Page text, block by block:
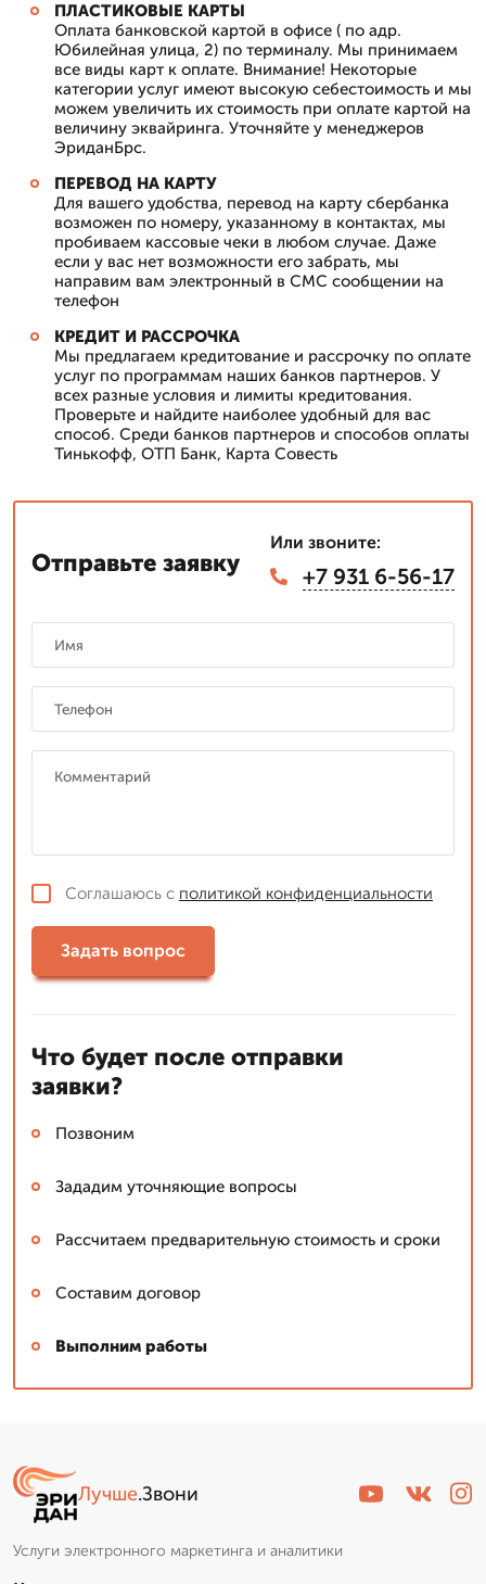
ПЛАСТИКОВЫЕ КАРТЫ
Оплата банковской картой в офисе ( по адр.
Юбилейная улица, 2) по терминалу. Мы принимаем
все виды карт к оплате. Внимание! Некоторые
категории услуг имеют высокую себестоимость и мы
можем увеличить их стоимость при оплате картой на
величину эквайринга. Уточняйте у менеджеров
ЭриданБрс.
ПЕРЕВОД НА КАРТУ
Для вашего удобства, перевод на карту сбербанка
возможен по номеру, указанному в контактах, мы
пробиваем кассовые чеки в любом случае. Даже
если у вас нет возможности его забрать, мы
направим вам электронный в СМС сообщении на
телефон
КРЕДИТ И РАССРОЧКА
Мы предлагаем кредитование и рассрочку по оплате
услуг по программам наших банков партнеров. У
всех разные условия и лимиты кредитования.
Проверьте и найдите наиболее удобный для вас
способ. Среди банков партнеров и способов оплаты
Тинькофф, ОТП Банк, Карта Совесть
Отправьте заявку
Или звоните:
+7 931 6-56-17
Соглашаюсь с политикой конфиденциальности
Задать вопрос
Что будет после отправки
заявки?
Позвоним
Зададим уточняющие вопросы
Рассчитаем предварительную стоимость и сроки
Составим договор
Выполним работы
Лучше.Звони
Услуги электронного маркетинга и аналитики